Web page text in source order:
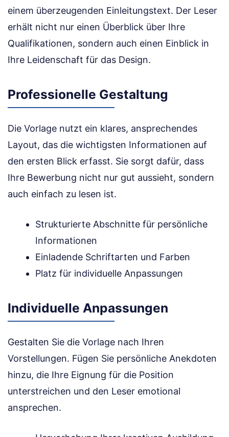
einem überzeugenden Einleitungstext. Der Leser
erhält nicht nur einen Überblick über Ihre
Qualifikationen, sondern auch einen Einblick in
Ihre Leidenschaft für das Design.
Professionelle Gestaltung
Die Vorlage nutzt ein klares, ansprechendes
Layout, das die wichtigsten Informationen auf
den ersten Blick erfasst. Sie sorgt dafür, dass
Ihre Bewerbung nicht nur gut aussieht, sondern
auch einfach zu lesen ist.
Strukturierte Abschnitte für persönliche
Informationen
Einladende Schriftarten und Farben
Platz für individuelle Anpassungen
Individuelle Anpassungen
Gestalten Sie die Vorlage nach Ihren
Vorstellungen. Fügen Sie persönliche Anekdoten
hinzu, die Ihre Eignung für die Position
unterstreichen und den Leser emotional
ansprechen.